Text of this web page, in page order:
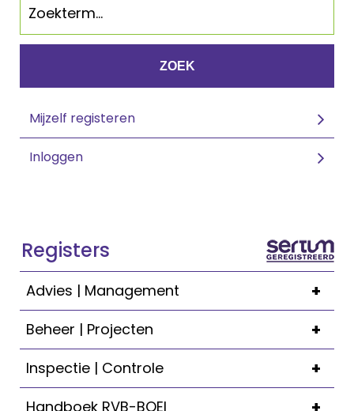
ZOEK
Mijzelf registeren
Inloggen
Registers
+
Advies | Management
+
Beheer | Projecten
+
Inspectie | Controle
Handboek RVB-BOEI